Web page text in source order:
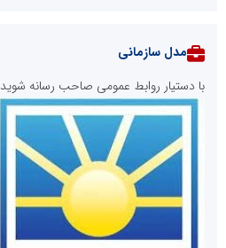
روابط عمومی خبرگزاری گزارش خبر
مدل سازمانی
با دستیار روابط عمومی صاحب رسانه شوید